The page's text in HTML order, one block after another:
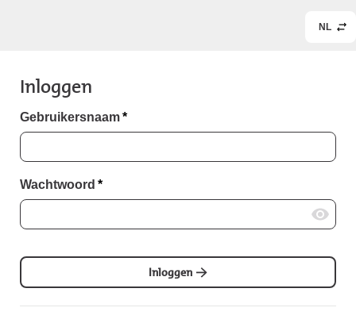
NL
Inloggen
Gebruikersnaam*
Wachtwoord *
Inloggen